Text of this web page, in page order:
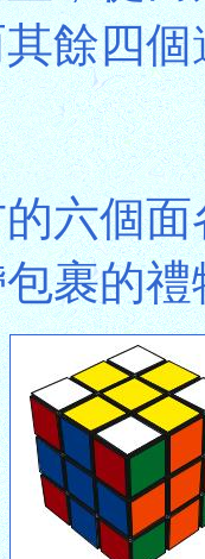
餘四
六個
裹的